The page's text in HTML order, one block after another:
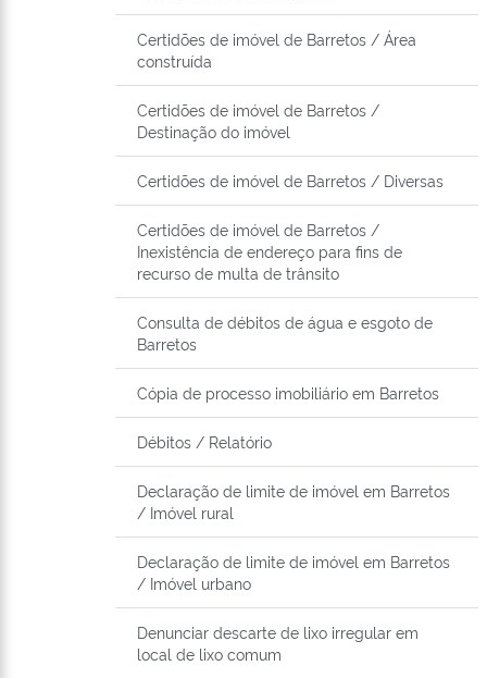
Certidões de imóvel de Barretos / Área
construída
Certidões de imóvel de Barretos /
Destinação do imóvel
Certidões de imóvel de Barretos / Diversas
Certidões de imóvel de Barretos /
Inexistência de endereço para fins de
recurso de multa de trânsito
Consulta de débitos de água e esgoto de
Barretos
Cópia de processo imobiliário em Barretos
Débitos / Relatório
Declaração de limite de imóvel em Barretos
/ Imóvel rural
Declaração de limite de imóvel em Barretos
/ Imóvel urbano
Denunciar descarte de lixo irregular em
local de lixo comum